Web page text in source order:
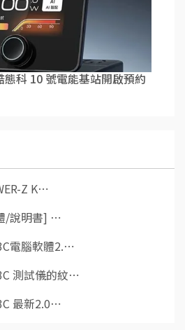
科 10 號電能基站開啟預約
Z K⋯
/說明書] ⋯
電腦軟體2.⋯
測試儀的紋⋯
最新2.0⋯